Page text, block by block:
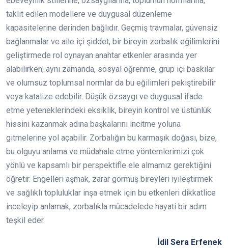
taklit edilen modellere ve duygusal düzenleme
kapasitelerine derinden bağlıdır. Geçmiş travmalar, güvensiz
bağlanmalar ve aile içi şiddet, bir bireyin zorbalık eğilimlerini
geliştirmede rol oynayan anahtar etkenler arasında yer
alabilirken; aynı zamanda, sosyal öğrenme, grup içi baskılar
ve olumsuz toplumsal normlar da bu eğilimleri pekiştirebilir
veya katalize edebilir. Düşük özsaygı ve duygusal ifade
etme yeteneklerindeki eksiklik, bireyin kontrol ve üstünlük
hissini kazanmak adına başkalarını incitme yoluna
gitmelerine yol açabilir. Zorbalığın bu karmaşık doğası, bize,
bu olguyu anlama ve müdahale etme yöntemlerimizi çok
yönlü ve kapsamlı bir perspektifle ele almamız gerektiğini
öğretir. Engelleri aşmak, zarar görmüş bireyleri iyileştirmek
ve sağlıklı topluluklar inşa etmek için bu etkenleri dikkatlice
inceleyip anlamak, zorbalıkla mücadelede hayati bir adım
teşkil eder.
İdil Sera Erfenek